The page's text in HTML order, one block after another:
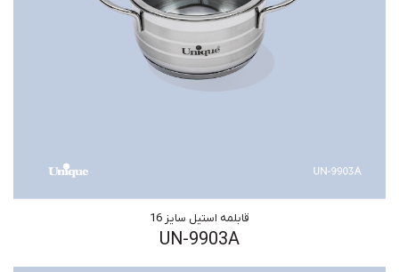
قابلمه استیل سایز 16
UN-9903A